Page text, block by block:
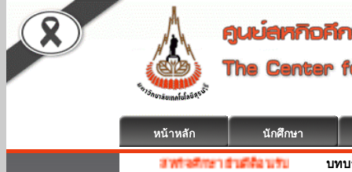
หน้าหลัก นักศึกษา
สหกิจศึกษา ยินดีต้อนรับ บทบ